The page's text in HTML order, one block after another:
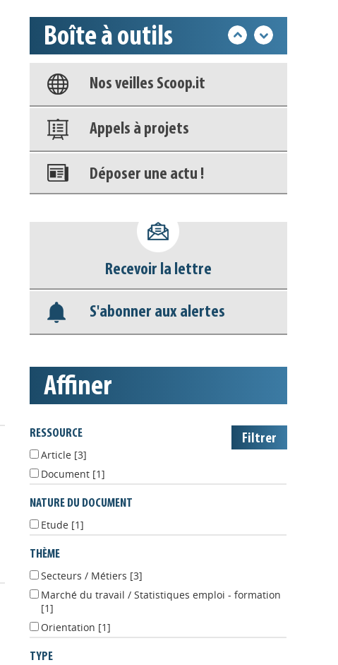
Boîte à outils
Base documentaire
Nos veilles Scoop.it
Appels à projets
Déposer une actu !
déconnecter)
Base documentaire
Nos veilles Scoop.it
Recevoir la lettre
S'abonner aux alertes
affiner
RESSOURCE
Article [3]
Document [1]
NATURE DU DOCUMENT
Etude [1]
THÈME
Secteurs / Métiers [3]
Marché du travail / Statistiques emploi - formation
[1]
Orientation [1]
TYPE